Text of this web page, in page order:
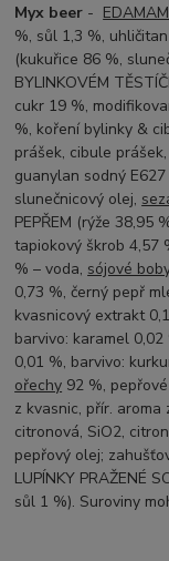
Myx beer -
%, sůl 1,3 %,
(kukuřice 86 %,
BYLINKOVÉM
cukr 19 %,
%, koření bylinky &
prášek, cibule
guanylan sodný
slunečnicový olej,
PEPŘEM (rýže 38,95
tapiokový škrob 4,57
% – voda, sójové
0,73 %, černý pepř
kvasnicový extrakt
barvivo: karamel
0,01 %, barvivo:
ořechy 92 %,
z kvasnic, přír.
citronová, SiO2,
pepřový olej;
LUPÍNKY PRAŽENÉ
sůl 1 %). Suroviny